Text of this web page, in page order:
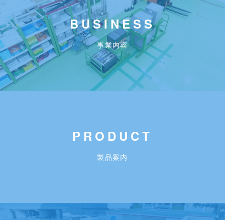
BUSINESS
事業内容
PRODUCT
製品案内